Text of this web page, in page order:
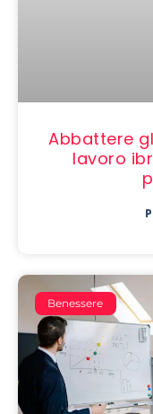
Abbattere
lavoro
Benessere